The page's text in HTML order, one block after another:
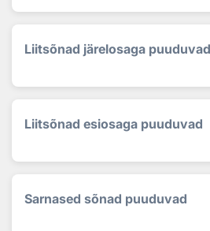
Liitsõnad järelosaga puuduvad
Liitsõnad esiosaga puuduvad
Sarnased sõnad puuduvad